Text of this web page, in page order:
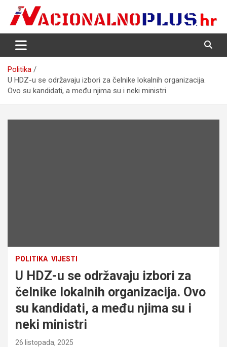
content
NacionalnoPlus.hr
Nacija želi znati više
Politika
U HDZ-u se održavaju izbori za čelnike lokalnih organizacija.
Ovo su kandidati, a među njima su i neki ministri
POLITIKA VIJESTI
U HDZ-u se održavaju izbori za
čelnike lokalnih organizacija. Ovo
su kandidati, a među njima su i
neki ministri
26 listopada, 2025